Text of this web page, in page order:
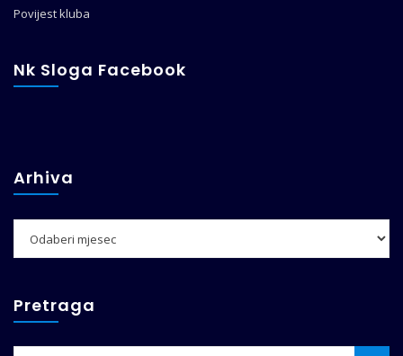
Povijest kluba
Nk Sloga Facebook
Arhiva
Pretraga